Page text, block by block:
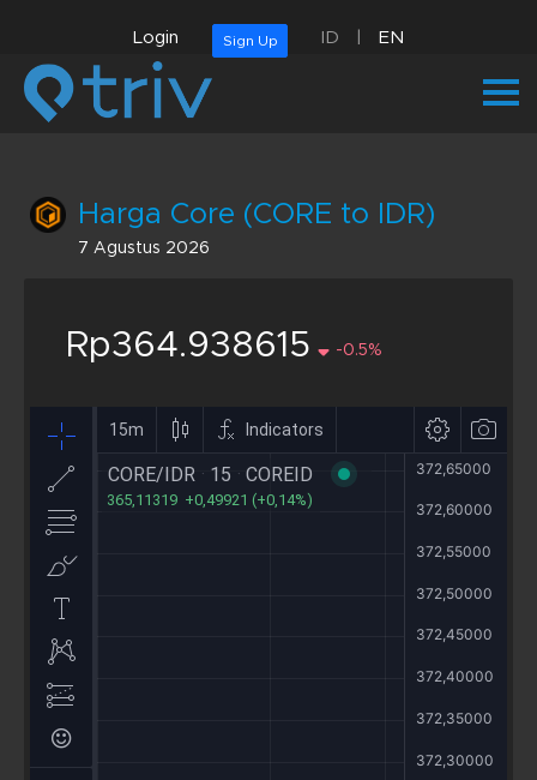
Login Sign Up ID EN
Harga Core (CORE to IDR)
7 Agustus 2026
Rp364.938615 -0.5%